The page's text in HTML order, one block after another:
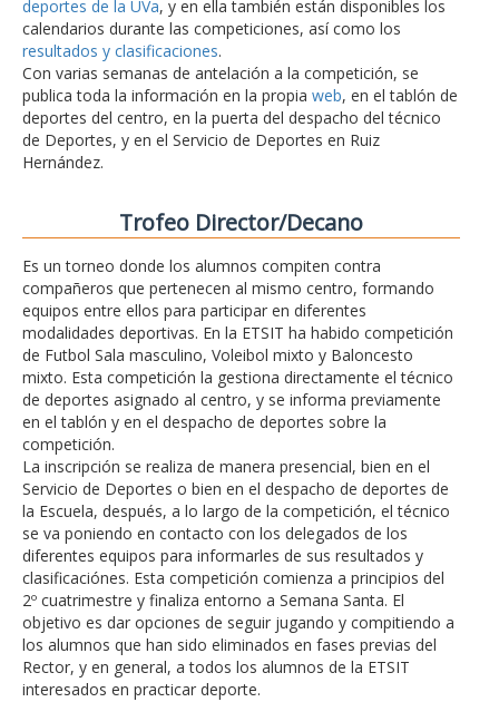
deportes de la UVa, y en ella también están disponibles los
calendarios durante las competiciones, así como los
resultados y clasificaciones.
Con varias semanas de antelación a la competición, se
publica toda la información en la propia web, en el tablón de
deportes del centro, en la puerta del despacho del técnico
de Deportes, y en el Servicio de Deportes en Ruiz
Hernández.
Trofeo Director/Decano
Es un torneo donde los alumnos compiten contra
compañeros que pertenecen al mismo centro, formando
equipos entre ellos para participar en diferentes
modalidades deportivas. En la ETSIT ha habido competición
de Futbol Sala masculino, Voleibol mixto y Baloncesto
mixto. Esta competición la gestiona directamente el técnico
de deportes asignado al centro, y se informa previamente
en el tablón y en el despacho de deportes sobre la
competición.
La inscripción se realiza de manera presencial, bien en el
Servicio de Deportes o bien en el despacho de deportes de
la Escuela, después, a lo largo de la competición, el técnico
se va poniendo en contacto con los delegados de los
diferentes equipos para informarles de sus resultados y
clasificaciónes. Esta competición comienza a principios del
2º cuatrimestre y finaliza entorno a Semana Santa. El
objetivo es dar opciones de seguir jugando y compitiendo a
los alumnos que han sido eliminados en fases previas del
Rector, y en general, a todos los alumnos de la ETSIT
interesados en practicar deporte.